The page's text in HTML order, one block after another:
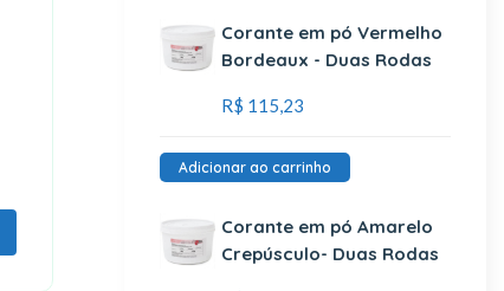
Corante em pó Vermelho
Bordeaux - Duas Rodas
R$ 115,23
Adicionar ao carrinho
Corante em pó Amarelo
Crepúsculo- Duas Rodas